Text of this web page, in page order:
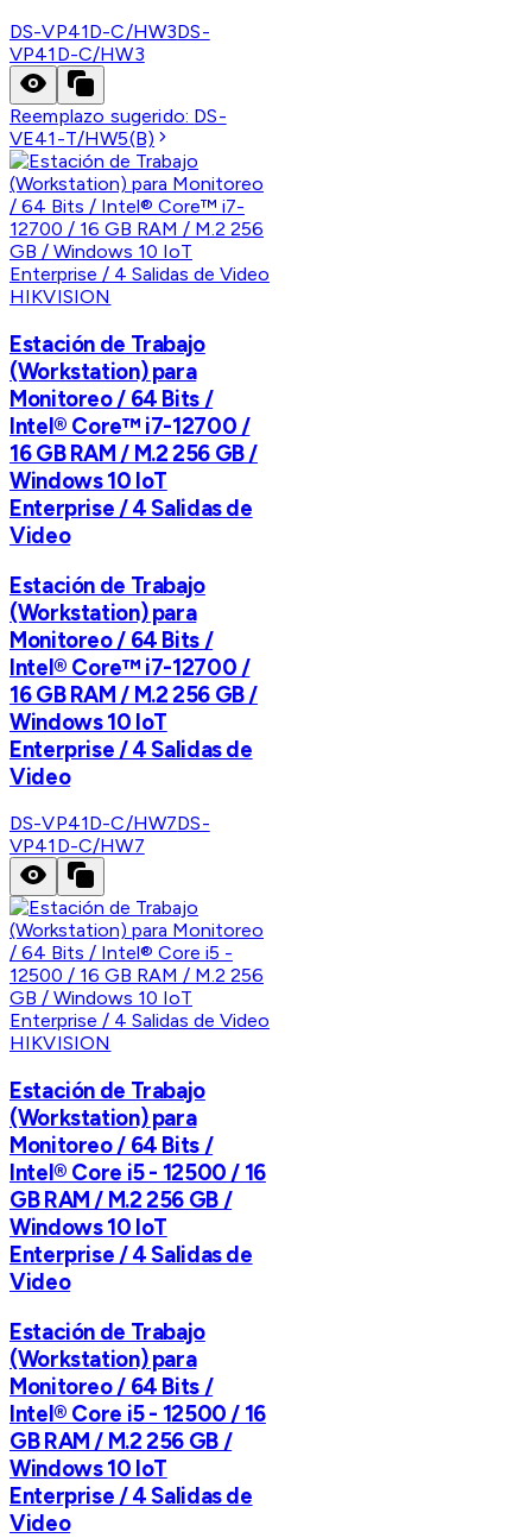
DS-VP41D-C/HW3DS-
VP41D-C/HW3
Reemplazo sugerido: DS-
VE41-T/HW5(B)
HIKVISION
Estación de Trabajo
(Workstation) para
Monitoreo / 64 Bits /
Intel® Core™ i7-12700 /
16 GB RAM / M.2 256 GB /
Windows 10 IoT
Enterprise / 4 Salidas de
Video
Estación de Trabajo
(Workstation) para
Monitoreo / 64 Bits /
Intel® Core™ i7-12700 /
16 GB RAM / M.2 256 GB /
Windows 10 IoT
Enterprise / 4 Salidas de
Video
DS-VP41D-C/HW7DS-
VP41D-C/HW7
HIKVISION
Estación de Trabajo
(Workstation) para
Monitoreo / 64 Bits /
Intel® Core i5 - 12500 / 16
GB RAM / M.2 256 GB /
Windows 10 IoT
Enterprise / 4 Salidas de
Video
Estación de Trabajo
(Workstation) para
Monitoreo / 64 Bits /
Intel® Core i5 - 12500 / 16
GB RAM / M.2 256 GB /
Windows 10 IoT
Enterprise / 4 Salidas de
Video